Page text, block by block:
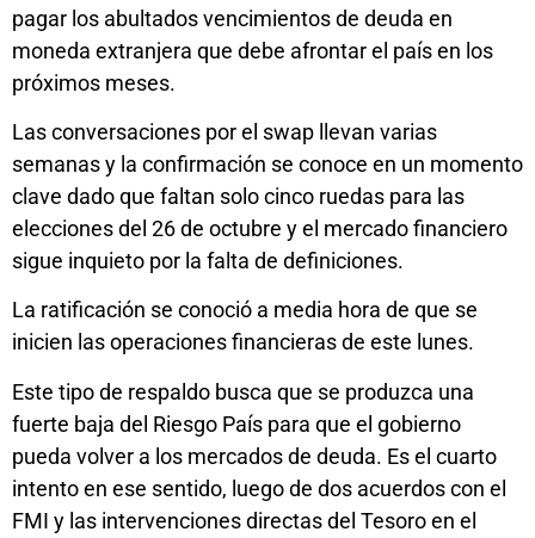
pagar los abultados vencimientos de deuda en
moneda extranjera que debe afrontar el país en los
próximos meses.
Las conversaciones por el swap llevan varias
semanas y la confirmación se conoce en un momento
clave dado que faltan solo cinco ruedas para las
elecciones del 26 de octubre y el mercado financiero
sigue inquieto por la falta de definiciones.
La ratificación se conoció a media hora de que se
inicien las operaciones financieras de este lunes.
Este tipo de respaldo busca que se produzca una
fuerte baja del Riesgo País para que el gobierno
pueda volver a los mercados de deuda. Es el cuarto
intento en ese sentido, luego de dos acuerdos con el
FMI y las intervenciones directas del Tesoro en el